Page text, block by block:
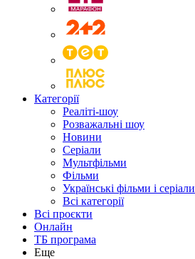
Категорії
Реаліті-шоу
Розважальні шоу
Новини
Серіали
Мультфільми
Фільми
Українські фільми і серіали
Всі категорії
Всі проєкти
Онлайн
ТБ програма
Еще